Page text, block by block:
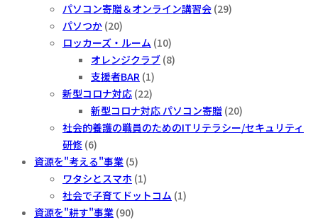
パソコン寄贈＆オンライン講習会 (29)
パソつか (20)
ロッカーズ・ルーム (10)
オレンジクラブ (8)
支援者BAR (1)
新型コロナ対応 (22)
新型コロナ対応 パソコン寄贈 (20)
社会的養護の職員のためのITリテラシー/セキュリティ
研修 (6)
資源を"考える"事業 (5)
ワタシとスマホ (1)
社会で子育てドットコム (1)
資源を"耕す"事業 (90)